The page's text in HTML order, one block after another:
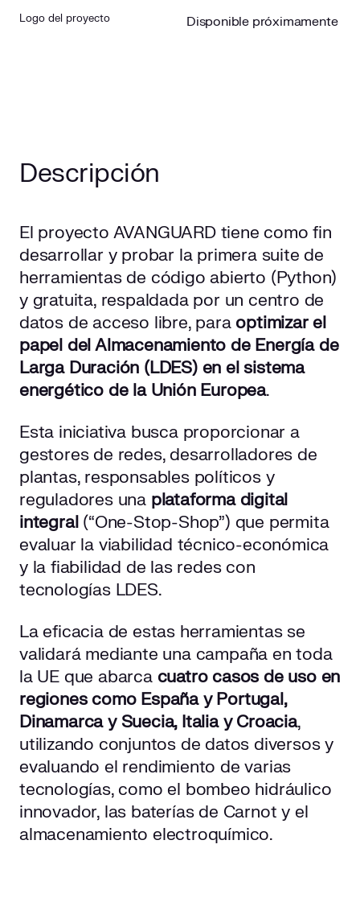
Logo del proyecto Disponible próximamente
Descripción
El proyecto AVANGUARD tiene como fin
desarrollar y probar la primera suite de
herramientas de código abierto (Python)
y gratuita, respaldada por un centro de
datos de acceso libre, para optimizar el
papel del Almacenamiento de Energía de
Larga Duración (LDES) en el sistema
energético de la Unión Europea.
Esta iniciativa busca proporcionar a
gestores de redes, desarrolladores de
plantas, responsables políticos y
reguladores una plataforma digital
integral(“One-Stop-Shop”) que permita
evaluar la viabilidad técnico-económica
y la fiabilidad de las redes con
tecnologías LDES.
La eficacia de estas herramientas se
validará mediante una campaña en toda
la UE que abarca cuatro casos de uso en
regiones como España y Portugal,
Dinamarca y Suecia, Italia y Croacia,
utilizando conjuntos de datos diversos y
evaluando el rendimiento de varias
tecnologías, como el bombeo hidráulico
innovador, las baterías de Carnot y el
almacenamiento electroquímico.